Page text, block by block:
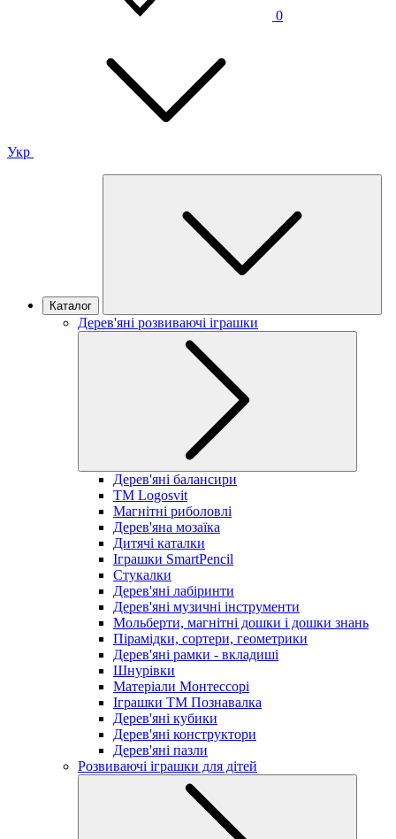
0
Укр
Каталог
Дерев'яні розвиваючі іграшки
Дерев'яні балансири
TM Logosvit
Магнітні риболовлі
Дерев'яна мозаїка
Дитячі каталки
Іграшки SmartPencil
Стукалки
Дерев'яні лабіринти
Дерев'яні музичні інструменти
Мольберти, магнітні дошки і дошки знань
Пірамідки, сортери, геометрики
Дерев'яні рамки - вкладиші
Шнурівки
Матеріали Монтессорі
Іграшки ТМ Познавалка
Дерев'яні кубики
Дерев'яні конструктори
Дерев'яні пазли
Розвиваючі іграшки для дітей